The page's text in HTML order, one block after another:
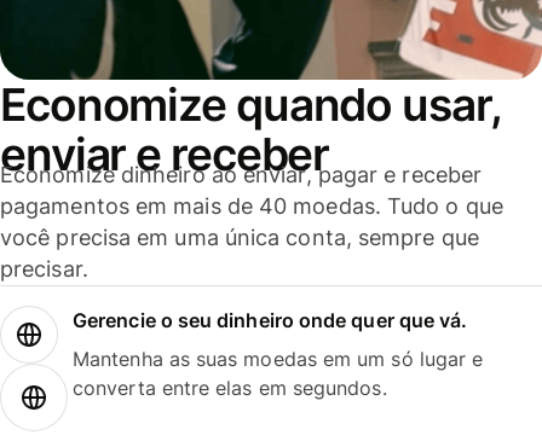
Economize quando usar,
enviar e receber
Economize dinheiro ao enviar, pagar e receber
pagamentos em mais de 40 moedas. Tudo o que
você precisa em uma única conta, sempre que
precisar.
Gerencie o seu dinheiro onde quer que vá.
Mantenha as suas moedas em um só lugar e
converta entre elas em segundos.